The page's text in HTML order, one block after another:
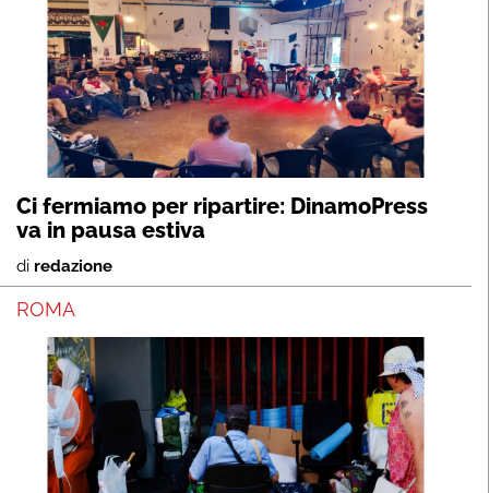
Ci fermiamo per ripartire: DinamoPress
va in pausa estiva
di redazione
ROMA